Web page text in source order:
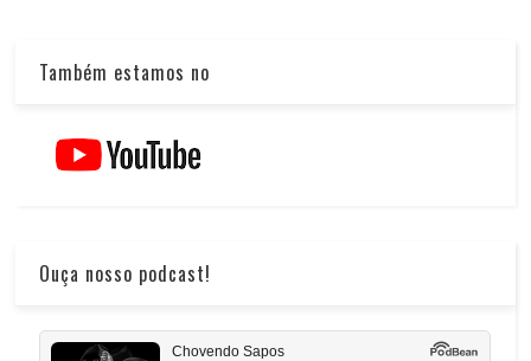
Também estamos no
Ouça nosso podcast!